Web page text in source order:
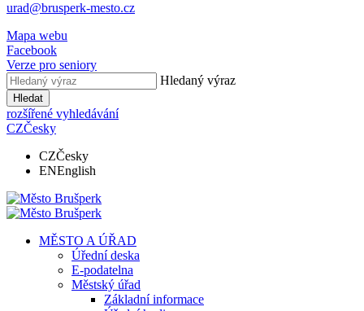
urad@brusperk-mesto.cz
Mapa webu
Facebook
Verze pro seniory
Hledaný výraz
Hledat
rozšířené vyhledávání
CZČesky
CZČesky
ENEnglish
MĚSTO A ÚŘAD
Úřední deska
E-podatelna
Městský úřad
Základní informace